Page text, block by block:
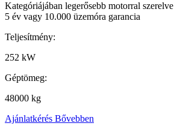
Kategóriájában legerősebb motorral szerelve
5 év vagy 10.000 üzemóra garancia
Teljesítmény:
252 kW
Géptömeg:
48000 kg
Ajánlatkérés Bővebben